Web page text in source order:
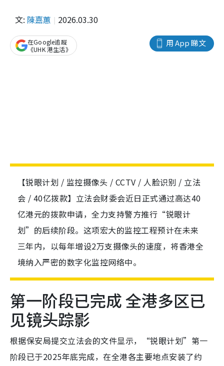
文: 陳嘉蕙 2026.03.30
用 App 睇文
在Google追蹤
《UHK 港生活》
【锐眼计划 / 监控摄像头 / CCTV / 人脸识别 / 立法
会 / 40亿拨款】立法会财委会近日正式通过高达40
亿港元的拨款申请，全力支持警方推行“锐眼计
划”的后续阶段。这项宏大的监控工程预计在未来
三年内，以每年增设2万支摄像头的速度，将香港全
境纳入严密的数字化监控网络中。
第一阶段已完成 全港多区已
见镜头踪影
根据保安局提交立法会的文件显示，“锐眼计划”第一
阶段已于2025年底完成，在全港各主要地点安装了约